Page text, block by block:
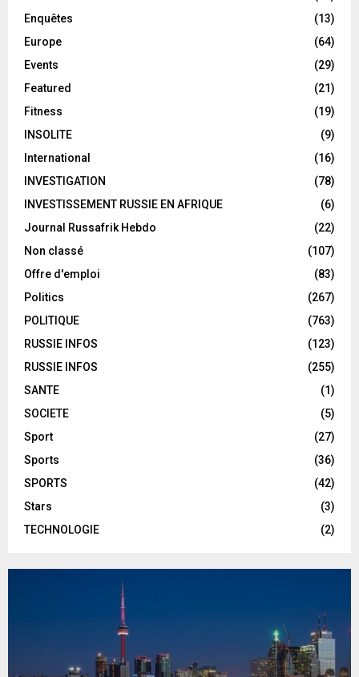
Enquêtes
(13)
Europe
(64)
Events
(29)
Featured
(21)
Fitness
(19)
INSOLITE
(9)
International
(16)
INVESTIGATION
(78)
INVESTISSEMENT RUSSIE EN AFRIQUE
(6)
Journal Russafrik Hebdo
(22)
Non classé
(107)
Offre d'emploi
(83)
Politics
(267)
POLITIQUE
(763)
RUSSIE INFOS
(123)
RUSSIE INFOS
(255)
SANTE
(1)
SOCIETE
(5)
Sport
(27)
Sports
(36)
SPORTS
(42)
Stars
(3)
TECHNOLOGIE
(2)